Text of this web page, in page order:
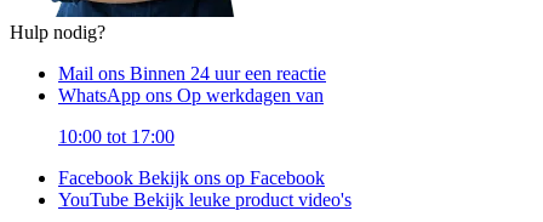
Hulp nodig?
Mail ons Binnen 24 uur een reactie
WhatsApp ons Op werkdagen van
10:00 tot 17:00
Facebook Bekijk ons op Facebook
YouTube Bekijk leuke product video's